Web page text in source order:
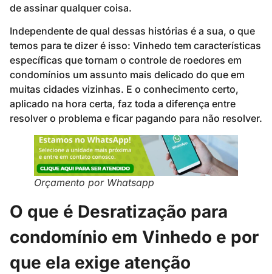
de assinar qualquer coisa.
Independente de qual dessas histórias é a sua, o que
temos para te dizer é isso: Vinhedo tem características
específicas que tornam o controle de roedores em
condomínios um assunto mais delicado do que em
muitas cidades vizinhas. E o conhecimento certo,
aplicado na hora certa, faz toda a diferença entre
resolver o problema e ficar pagando para não resolver.
Orçamento por Whatsapp
O que é Desratização para
condomínio em Vinhedo e por
que ela exige atenção